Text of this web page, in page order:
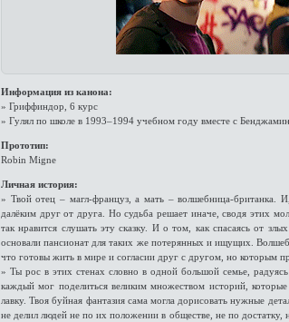
Информация из канона:
» Гриффиндор, 6 курс
» Гулял по школе в 1993–1994 учебном году вместе с
Прототип:
Robin Migne
Личная история:
» Твой отец – магл-француз, а мать – волшебница-британка.
далёким друг от друга. Но судьба решает иначе, сводя этих
так нравится слушать эту сказку. И о том, как спасаясь от
основали пансионат для таких же потерянных и ищущих.
что готовы жить в мире и согласии друг с другом, но которым
» Ты рос в этих стенах словно в одной большой семье,
каждый мог поделиться великим множеством историй,
лавку. Твоя буйная фантазия сама могла дорисовать нужные
не делил людей не по их положении в обществе, не по